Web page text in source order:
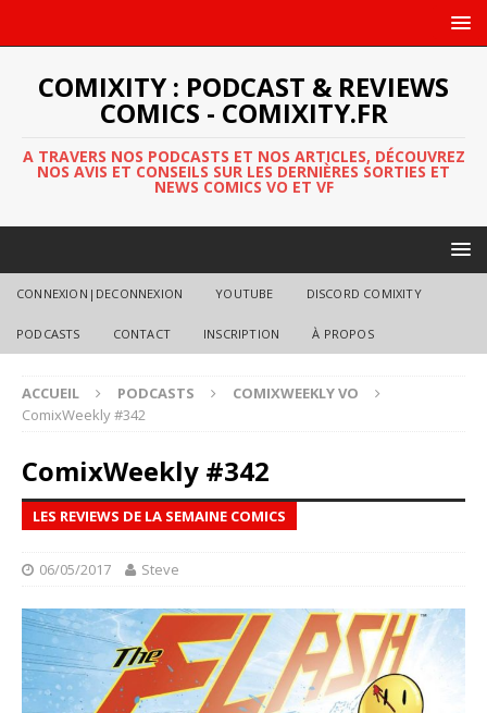
COMIXITY : PODCAST & REVIEWS
COMICS - COMIXITY.FR
A TRAVERS NOS PODCASTS ET NOS ARTICLES, DÉCOUVREZ
NOS AVIS ET CONSEILS SUR LES DERNIÈRES SORTIES ET
NEWS COMICS VO ET VF
CONNEXION|DECONNEXION YOUTUBE DISCORD COMIXITY
PODCASTS CONTACT INSCRIPTION À PROPOS
ACCUEIL PODCASTS
COMIXWEEKLY VO
ComixWeekly #342
ComixWeekly #342
LES REVIEWS DE LA SEMAINE COMICS
06/05/2017 Steve